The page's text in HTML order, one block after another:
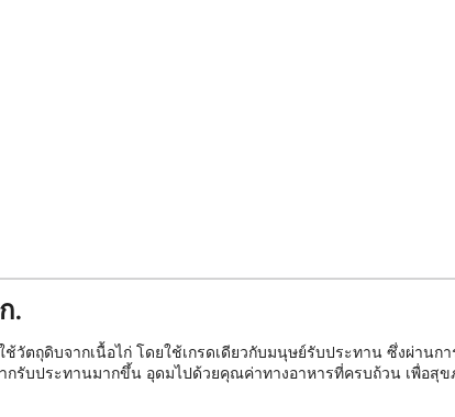
.
ตถุดิบจากเนื้อไก่ โดยใช้เกรดเดียวกับมนุษย์รับประทาน ซึ่งผ่าน
รับประทานมากขึ้น อุดมไปด้วยคุณค่าทางอาหารที่ครบถ้วน เพื่อสุ